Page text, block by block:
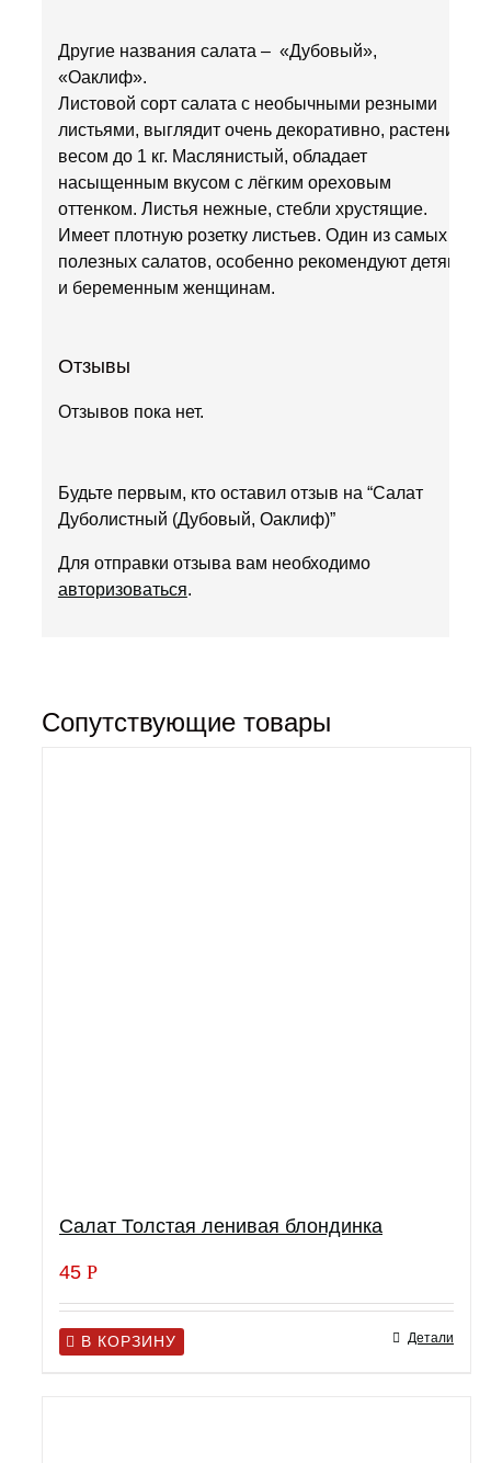
Другие названия салата – «Дубовый»,
«Оаклиф».
Листовой сорт салата с необычными резными
листьями, выглядит очень декоративно, растения
весом до 1 кг. Маслянистый, обладает
насыщенным вкусом с лёгким ореховым
оттенком. Листья нежные, стебли хрустящие.
Имеет плотную розетку листьев. Один из самых
полезных салатов, особенно рекомендуют детям
и беременным женщинам.
Отзывы
Отзывов пока нет.
Будьте первым, кто оставил отзыв на “Салат
Дуболистный (Дубовый, Оаклиф)”
Для отправки отзыва вам необходимо
авторизоваться.
Сопутствующие товары
Салат Толстая ленивая блондинка
45 Р
В КОРЗИНУ Детали